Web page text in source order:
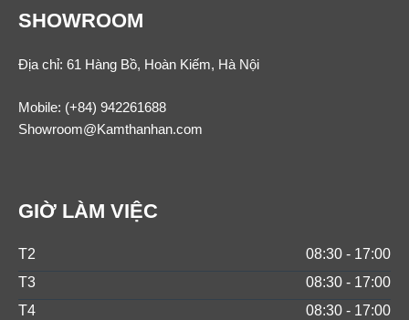
SHOWROOM
Địa chỉ: 61 Hàng Bồ, Hoàn Kiếm, Hà Nội
Mobile: (+84) 942261688
Showroom@Kamthanhan.com
GIỜ LÀM VIỆC
T2
08:30 - 17:00
T3
08:30 - 17:00
T4
08:30 - 17:00